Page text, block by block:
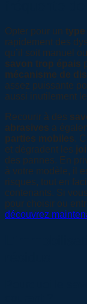
Opter pour un
rapidement des
qu’il soit manuel
savon trop épais
mécanisme de
assez puissante
aussi inutilement
Recourir à des
abrasives a
parties mobiles.
et dégradent les
des pannes. En
à votre modèle, il
risques, tout en
contenants. Si
pour choisir ou
découvrez